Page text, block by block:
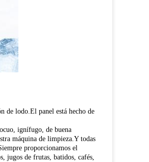
de lodo.El panel está hecho de
ignífugo, de buena
máquina de limpieza.Y todas
proporcionamos el
jugos de frutas, batidos, cafés,